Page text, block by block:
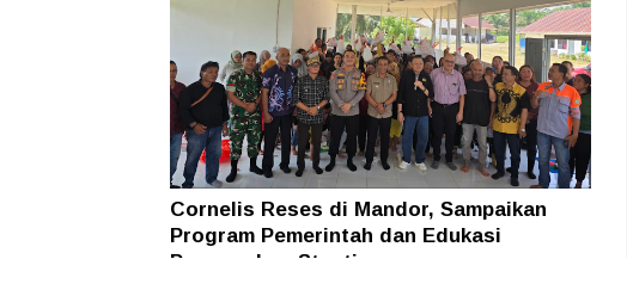
Cornelis Reses di Mandor, Sampaikan
Program Pemerintah dan Edukasi
Pencegahan Stunting